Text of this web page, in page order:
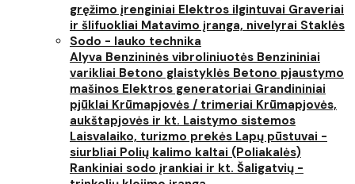
gręžimo įrenginiai Elektros ilgintuvai Graveriai
ir šlifuokliai Matavimo įranga, nivelyrai Staklės
Sodo - lauko technika
Alyva Benzininės vibroliniuotės Benzininiai
varikliai Betono glaistyklės Betono pjaustymo
mašinos Elektros generatoriai Grandininiai
pjūklai Krūmapjovės / trimeriai Krūmapjovės,
aukštapjovės ir kt. Laistymo sistemos
Laisvalaiko, turizmo prekės Lapų pūstuvai -
siurbliai Polių kalimo kaltai (Poliakalės)
Rankiniai sodo įrankiai ir kt. Šaligatvių -